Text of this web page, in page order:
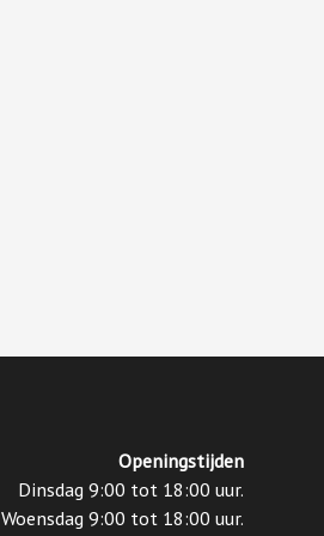
Openingstijden
Dinsdag 9:00 tot 18:00 uur.
Woensdag 9:00 tot 18:00 uur.